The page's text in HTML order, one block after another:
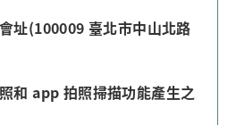
址(100009 臺北市中山北路
和 app 拍照掃描功能產生之